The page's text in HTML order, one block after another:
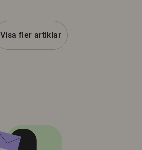
Visa fler artiklar